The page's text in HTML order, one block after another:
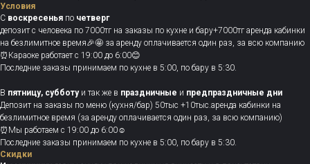
Условия
С воскресенья по четверг
депозит с человека по 7000тг на заказы по кухне и бару+7000тг аренда кабинки
на безлимитное время🎉🤩 за аренду оплачивается один раз, за всю компанию
⏰Караоке работает с 19:00 до 6:00😊
Последние заказы принимаем по кухне в 5:00, по бару в 5:30.
В пятницу, субботуи так же в праздничные и предпраздничные дни
Депозит на заказы по меню (кухня/бар) 50тыс +10тыс.аренда кабинки на
безлимитное время (за аренду оплачивается один раз, за всю компанию)
⏰Мы работаем с 19:00 до 6:00☺️
Последние заказы принимаем по кухне в 5:00, по бару в 5:30.
Скидки